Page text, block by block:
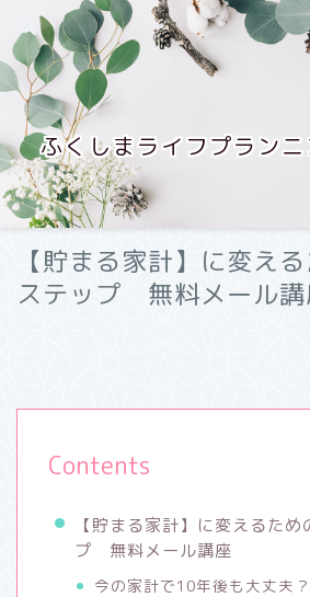
ふくしまライフプラン
【貯まる家計】に変え
ステップ 無料メール講
Contents
【貯まる家計】に変えるため
プ 無料メール講座
今の家計で10年後も大丈夫？